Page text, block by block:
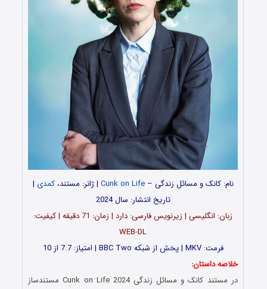
نام: کانک و مسائل زندگی –Cunk on Life | ژانر: مستند،کمدی |
تاریخ انتشار: سال 2024
زبان: انگلیسی | زیرنویس فارسی: دارد | زمان: 71 دقیقه | کیفیت:
WEB-DL
فرمت: MKV | پخش از شبکه BBC Two | امتیاز: 7.7 از 10
خلاصه داستان:
در مستند کانک و مسائل زندگی Cunk on Life 2024 مستندساز